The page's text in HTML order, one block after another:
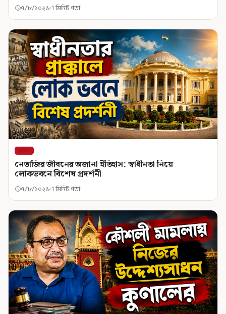
৭/৮/২০২৬ 1 মিনিট পড়া
রাজ্য
নেতাজির জীবনের অজানা ইতিহাস: স্বাধীনতা নিয়ে
লোকভবনে বিশেষ প্রদর্শনী
৭/৮/২০২৬ 1 মিনিট পড়া